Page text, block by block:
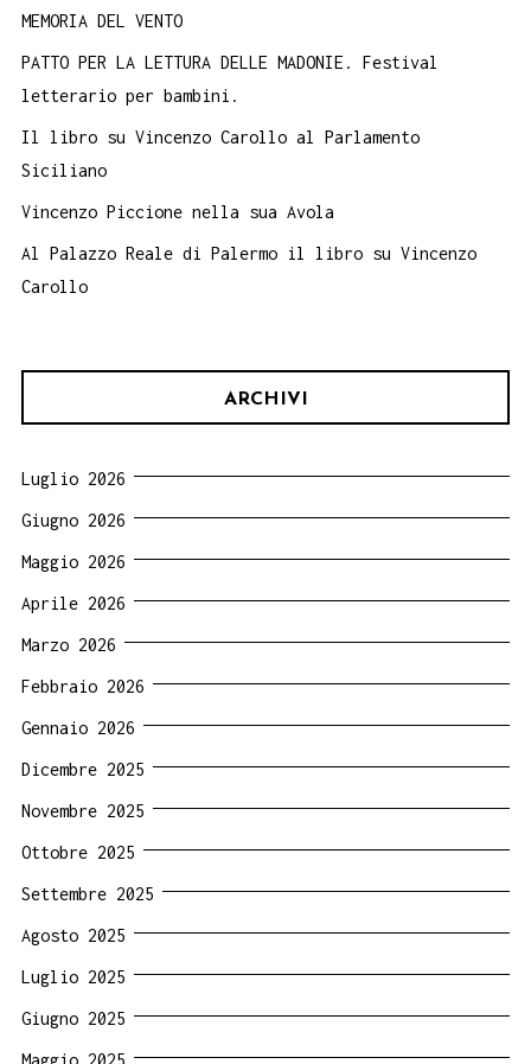
MEMORIA DEL VENTO
PATTO PER LA LETTURA DELLE MADONIE. Festival
letterario per bambini.
Il libro su Vincenzo Carollo al Parlamento
Siciliano
Vincenzo Piccione nella sua Avola
Al Palazzo Reale di Palermo il libro su Vincenzo
Carollo
ARCHIVI
Luglio 2026
Giugno 2026
Maggio 2026
Aprile 2026
Marzo 2026
Febbraio 2026
Gennaio 2026
Dicembre 2025
Novembre 2025
Ottobre 2025
Settembre 2025
Agosto 2025
Luglio 2025
Giugno 2025
Maggio 2025